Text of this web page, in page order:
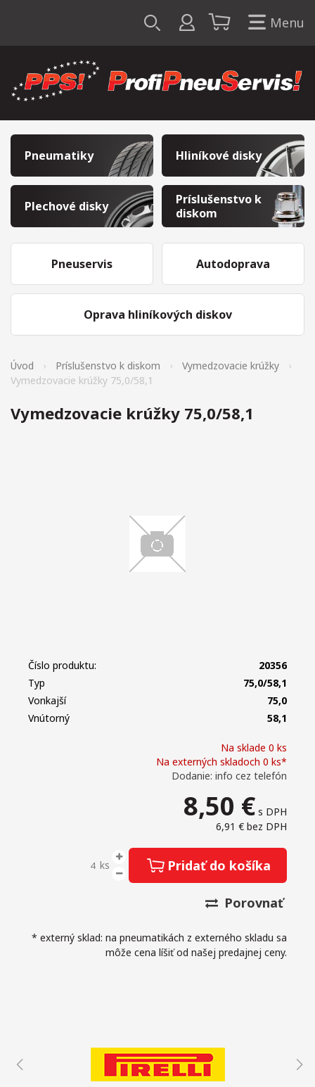
Menu
Pneumatiky Hliníkové disky
Plechové disky
Príslušenstvo k
diskom
Pneuservis
Oprava hliníkových diskov
Autodoprava
Úvod Príslušenstvo k diskom
Vymedzovacie krúžky
Vymedzovacie krúžky 75,0/58,1
Vymedzovacie krúžky 75,0/58,1
Na sklade 0 ks
Na externých skladoch 0 ks*
Dodanie: info cez telefón
8,50 € s DPH
6,91 € bez DPH
ks Pridať do košíka
Porovnať
* externý sklad: na pneumatikách z externého skladu sa
môže cena líšiť od našej predajnej ceny.
Číslo produktu:
20356
Typ
75,0/58,1
Vonkajší
75,0
Vnútorný
58,1